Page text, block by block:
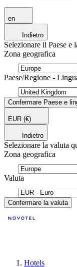
en
Indietro
Selezionare il Paese
Zona geografica
Paese/Regione -
Confermare Paese e
EUR (€)
Indietro
Selezionare la valuta
Zona geografica
Valuta
Confermare la valuta
Hotels